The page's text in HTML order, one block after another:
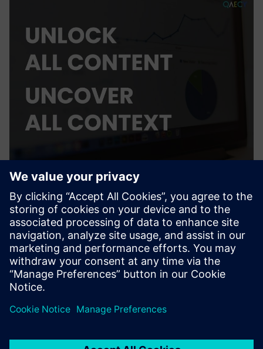
CUE - AI Agent
CUE je AI agent kao usluga za AEC industriju. Pomaže vam u
interakciji sa svim vašim datotekama, crtežima, BIM
modelima ili drugim silosima podataka.
Saznajte više